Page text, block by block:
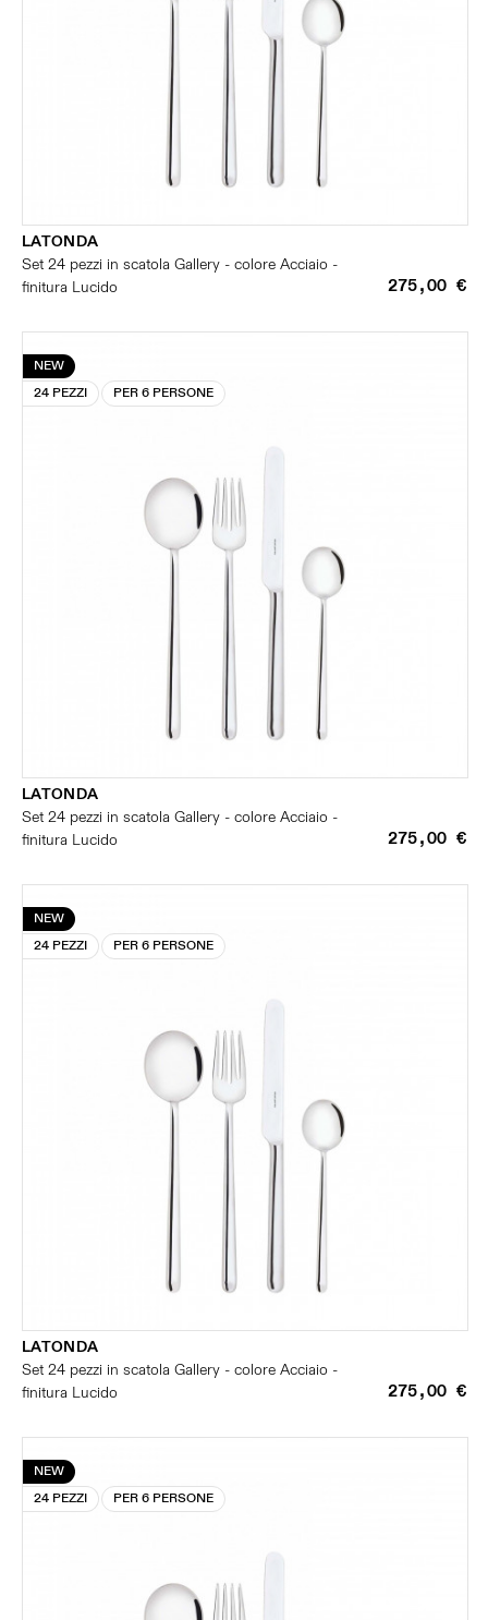
LATONDA
Set 24 pezzi in scatola Gallery - colore Acciaio -
finitura Lucido
275,00 €
NEW
24 PEZZI
PER 6 PERSONE
LATONDA
Set 24 pezzi in scatola Gallery - colore Acciaio -
finitura Lucido
275,00 €
NEW
24 PEZZI
PER 6 PERSONE
LATONDA
Set 24 pezzi in scatola Gallery - colore Acciaio -
finitura Lucido
275,00 €
NEW
24 PEZZI
PER 6 PERSONE